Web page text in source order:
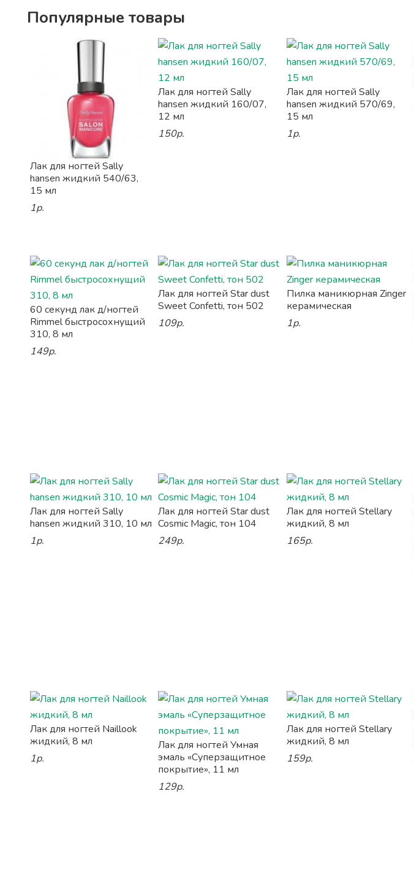
Популярные товары
Лак для ногтей Sally
hansen жидкий 540/63,
15 мл
1р.
Лак для ногтей Sally
hansen жидкий 160/07,
12 мл
150р.
Лак для ногтей Sally
hansen жидкий 570/69,
15 мл
1р.
60 секунд лак д/ногтей
Rimmel быстросохнущий
310, 8 мл
149р.
Лак для ногтей Star dust
Sweet Confetti, тон 502
109р.
Пилка маникюрная Zinger
керамическая
1р.
Лак для ногтей Sally
hansen жидкий 310, 10 мл
1р.
Лак для ногтей Star dust
Cosmic Magic, тон 104
249р.
Лак для ногтей Stellary
жидкий, 8 мл
165р.
Лак для ногтей Naillook
жидкий, 8 мл
1р.
Лак для ногтей Умная
эмаль «Суперзащитное
покрытие», 11 мл
129р.
Лак для ногтей Stellary
жидкий, 8 мл
159р.